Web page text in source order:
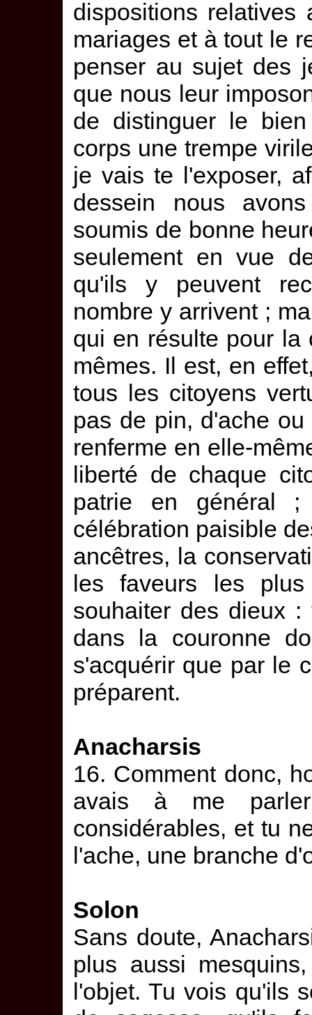
dispositions relatives
mariages et à tout le
penser au sujet des
que nous leur
de distinguer le
corps une trempe
je vais te l'exposer,
dessein nous
soumis de bonne
seulement en vue
qu'ils y peuvent
nombre y arrivent ;
qui en résulte pour la
mêmes. Il est, en
tous les citoyens
pas de pin, d'ache
renferme en elle-
liberté de chaque
patrie en général
célébration paisible
ancêtres, la
les faveurs les
souhaiter des dieux
dans la couronne
s'acquérir que par le
préparent.
Anacharsis
16. Comment donc,
avais à me
considérables, et tu
l'ache, une branche
Solon
Sans doute,
plus aussi
l'objet. Tu vois qu'ils